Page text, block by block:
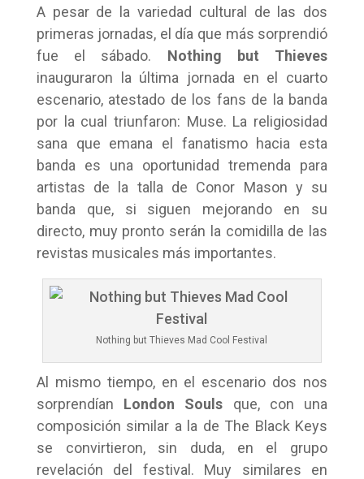
A pesar de la variedad cultural de las dos
primeras jornadas, el día que más sorprendió
fue el sábado. Nothing but Thieves
inauguraron la última jornada en el cuarto
escenario, atestado de los fans de la banda
por la cual triunfaron: Muse. La religiosidad
sana que emana el fanatismo hacia esta
banda es una oportunidad tremenda para
artistas de la talla de Conor Mason y su
banda que, si siguen mejorando en su
directo, muy pronto serán la comidilla de las
revistas musicales más importantes.
Nothing but Thieves Mad Cool Festival
Al mismo tiempo, en el escenario dos nos
sorprendían London Souls que, con una
composición similar a la de The Black Keys
se convirtieron, sin duda, en el grupo
revelación del festival. Muy similares en